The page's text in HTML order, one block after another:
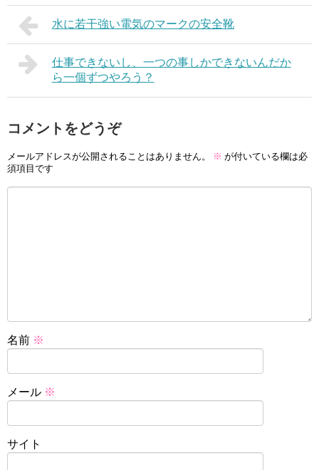
水に若干強い電気のマークの安全靴
仕事できないし、一つの事しかできないんだか
ら一個ずつやろう？
コメントをどうぞ
メールアドレスが公開されることはありません。 ※ が付いている欄は必
須項目です
名前 ※
メール ※
サイト